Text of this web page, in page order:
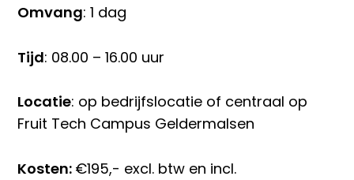
Omvang: 1 dag
Tijd: 08.00 – 16.00 uur
Locatie: op bedrijfslocatie of centraal op
Fruit Tech Campus Geldermalsen
Kosten: €195,- excl. btw en incl.